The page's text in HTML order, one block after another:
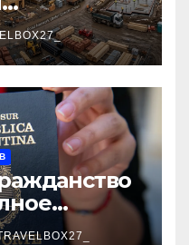
проверка
и